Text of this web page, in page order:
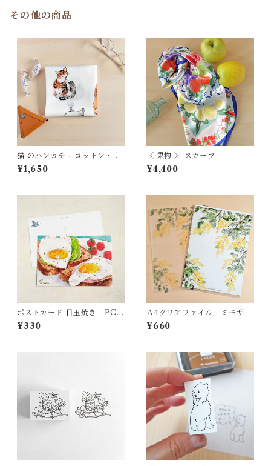
その他の商品
猫 のハンカチ - コットン・す
こし大きめ - スカーフにも
HC11
¥1,650
〈 果物 〉 スカーフ
¥4,400
ポストカード 目玉焼き PC3
8
¥330
Ａ4クリアファイル ミモザ
¥660